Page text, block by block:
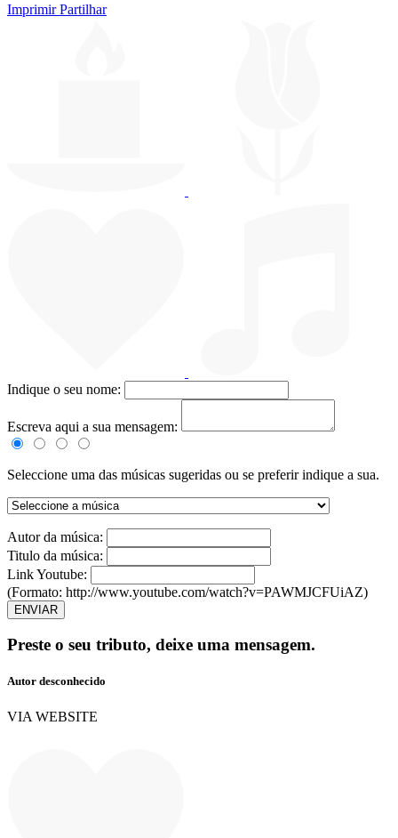
Imprimir Partilhar
Indique o seu nome:
Escreva aqui a sua mensagem:
Seleccione uma das músicas sugeridas ou se preferir indique a sua.
Autor da música:
Titulo da música:
Link Youtube:
(Formato: http://www.youtube.com/watch?v=PAWMJCFUiAZ)
ENVIAR
Preste o seu tributo, deixe uma mensagem.
Autor desconhecido
VIA WEBSITE